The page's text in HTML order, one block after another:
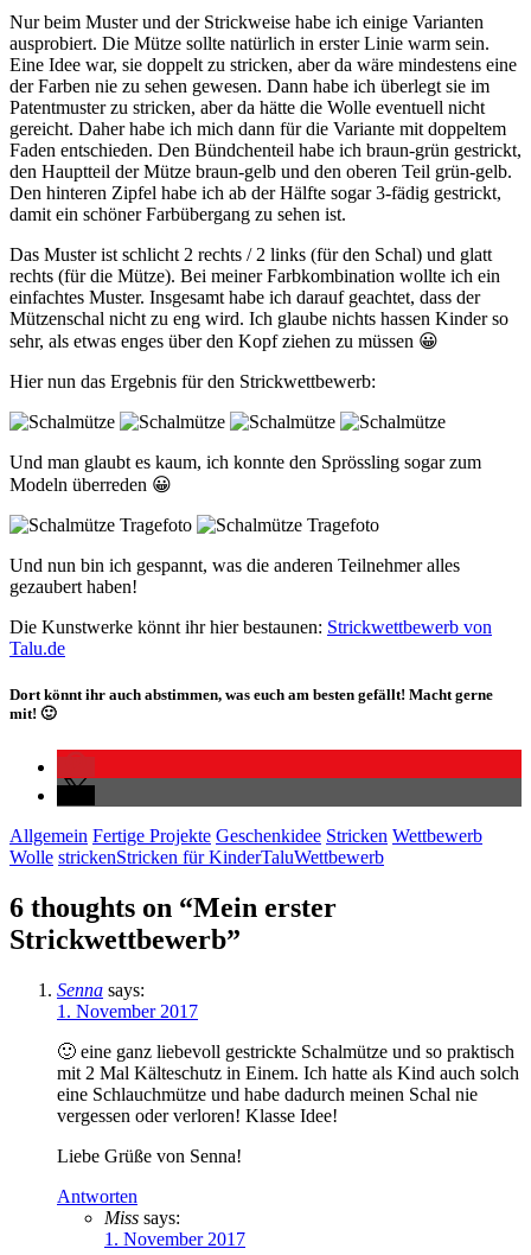
Nur beim Muster und der Strickweise habe ich einige Varianten
ausprobiert. Die Mütze sollte natürlich in erster Linie warm sein.
Eine Idee war, sie doppelt zu stricken, aber da wäre mindestens eine
der Farben nie zu sehen gewesen. Dann habe ich überlegt sie im
Patentmuster zu stricken, aber da hätte die Wolle eventuell nicht
gereicht. Daher habe ich mich dann für die Variante mit doppeltem
Faden entschieden. Den Bündchenteil habe ich braun-grün gestrickt,
den Hauptteil der Mütze braun-gelb und den oberen Teil grün-gelb.
Den hinteren Zipfel habe ich ab der Hälfte sogar 3-fädig gestrickt,
damit ein schöner Farbübergang zu sehen ist.
Das Muster ist schlicht 2 rechts / 2 links (für den Schal) und glatt
rechts (für die Mütze). Bei meiner Farbkombination wollte ich ein
einfachtes Muster. Insgesamt habe ich darauf geachtet, dass der
Mützenschal nicht zu eng wird. Ich glaube nichts hassen Kinder so
sehr, als etwas enges über den Kopf ziehen zu müssen 😀
Hier nun das Ergebnis für den Strickwettbewerb:
Und man glaubt es kaum, ich konnte den Sprössling sogar zum
Modeln überreden 😀
Und nun bin ich gespannt, was die anderen Teilnehmer alles
gezaubert haben!
Die Kunstwerke könnt ihr hier bestaunen: Strickwettbewerb von
Talu.de
Dort könnt ihr auch abstimmen, was euch am besten gefällt! Macht gerne
mit! 🙂
Allgemein Fertige Projekte Geschenkidee Stricken Wettbewerb
Wolle strickenStricken für KinderTaluWettbewerb
6 thoughts on “Mein erster
Strickwettbewerb”
Senna says:
1. November 2017
🙂 eine ganz liebevoll gestrickte Schalmütze und so praktisch
mit 2 Mal Kälteschutz in Einem. Ich hatte als Kind auch solch
eine Schlauchmütze und habe dadurch meinen Schal nie
vergessen oder verloren! Klasse Idee!
Liebe Grüße von Senna!
Antworten
Miss says:
1. November 2017